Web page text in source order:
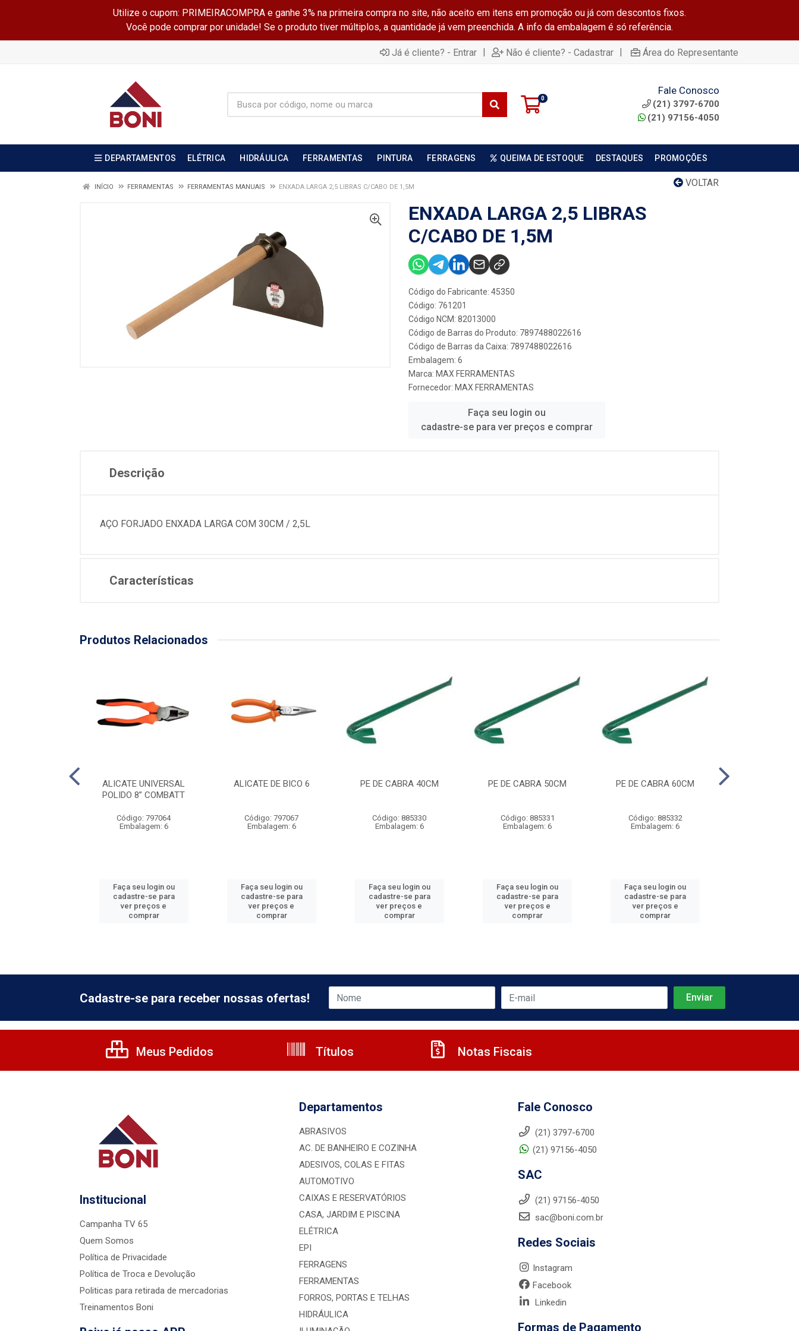
Utilize o cupom: PRIMEIRACOMPRA e ganhe 3% na primeira compra no site, não aceito em itens em promoção ou já com descontos fixos.
Você pode comprar por unidade! Se o produto tiver múltiplos, a quantidade já vem preenchida. A info da embalagem é só referência.
Já é cliente? - Entrar | Não é cliente? - Cadastrar | Área do Representante
0
Fale Conosco
(21) 3797-6700
(21) 97156-4050
DEPARTAMENTOS ELÉTRICA HIDRÁULICA FERRAMENTAS PINTURA FERRAGENS QUEIMA DE ESTOQUE DESTAQUES PROMOÇÕES
VOLTAR
INÍCIO FERRAMENTAS FERRAMENTAS MANUAIS ENXADA LARGA 2,5 LIBRAS C/CABO DE 1,5M
ENXADA LARGA 2,5 LIBRAS
C/CABO DE 1,5M
Código do Fabricante: 45350
Código: 761201
Código NCM: 82013000
Código de Barras do Produto: 7897488022616
Código de Barras da Caixa: 7897488022616
Embalagem: 6
Marca: MAX FERRAMENTAS
Fornecedor: MAX FERRAMENTAS
Faça seu login ou
cadastre-se para ver preços e comprar
Descrição
AÇO FORJADO ENXADA LARGA COM 30CM / 2,5L
Características
Produtos Relacionados
ALICATE UNIVERSAL
POLIDO 8” COMBATT
Código: 797064
Embalagem: 6
Faça seu login ou
cadastre-se para
ver preços e
comprar
ALICATE DE BICO 6
Código: 797067
Embalagem: 6
Faça seu login ou
cadastre-se para
ver preços e
comprar
PE DE CABRA 40CM
Código: 885330
Embalagem: 6
Faça seu login ou
cadastre-se para
ver preços e
comprar
PE DE CABRA 50CM
Código: 885331
Embalagem: 6
Faça seu login ou
cadastre-se para
ver preços e
comprar
PE DE CABRA 60CM
Código: 885332
Embalagem: 6
Faça seu login ou
cadastre-se para
ver preços e
comprar
Cadastre-se para receber nossas ofertas!
Meus Pedidos Títulos Notas Fiscais
Institucional
Campanha TV 65
Quem Somos
Política de Privacidade
Política de Troca e Devolução
Politicas para retirada de mercadorias
Treinamentos Boni
Departamentos
ABRASIVOS
AC. DE BANHEIRO E COZINHA
ADESIVOS, COLAS E FITAS
AUTOMOTIVO
CAIXAS E RESERVATÓRIOS
CASA, JARDIM E PISCINA
ELÉTRICA
EPI
FERRAGENS
FERRAMENTAS
FORROS, PORTAS E TELHAS
HIDRÁULICA
Fale Conosco
(21) 3797-6700
(21) 97156-4050
SAC
(21) 97156-4050
sac@boni.com.br
Redes Sociais
Instagram
Facebook
Linkedin
Formas de Pagamento